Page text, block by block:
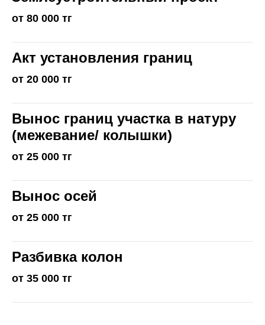
от 80 000 тг
Акт установления границ
от 20 000 тг
Вынос границ участка в натуру
(межевание/ колышки)
от 25 000 тг
Вынос осей
от 25 000 тг
Разбивка колон
от 35 000 тг